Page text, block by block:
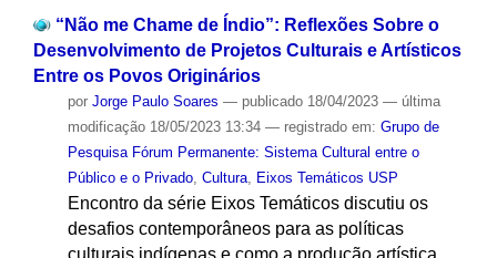
“Não me Chame de Índio”: Reflexões Sobre o
Desenvolvimento de Projetos Culturais e Artísticos
Entre os Povos Originários
por Jorge Paulo Soares — publicado18/04/2023 — última
modificação18/05/2023 13:34 — registrado em: Grupo de
Pesquisa Fórum Permanente: Sistema Cultural entre o
Público e o Privado, Cultura, Eixos Temáticos USP
Encontro da série Eixos Temáticos discutiu os
desafios contemporâneos para as políticas